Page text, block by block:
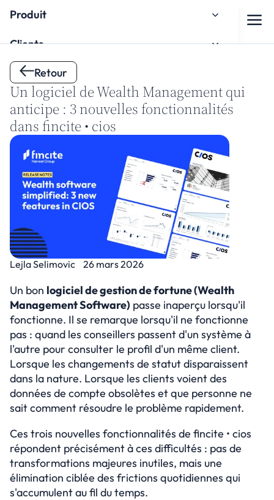
Retour
Un logiciel de Wealth Management qui
anticipe : 3 nouvelles fonctionnalités
dans fincite • cios
Lejla Selimovic 26 mars 2026
Un bon logiciel de gestion de fortune (Wealth
Management Software) passe inaperçu lorsqu'il
fonctionne. Il se remarque lorsqu'il ne fonctionne
pas : quand les conseillers passent d'un système à
l'autre pour consulter le profil d'un même client.
Lorsque les changements de statut disparaissent
dans la nature. Lorsque les clients voient des
données de compte obsolètes et que personne ne
sait comment résoudre le problème rapidement.
Ces trois nouvelles fonctionnalités de fincite • cios
répondent précisément à ces difficultés : pas de
transformations majeures inutiles, mais une
élimination ciblée des frictions quotidiennes qui
s'accumulent au fil du temps.
Produit
Clients
À propos de nous
Espace de connaissances
Intégration
Regarder le tutoriel d'intégration
Contact
Essayer gratuitement
Select Language